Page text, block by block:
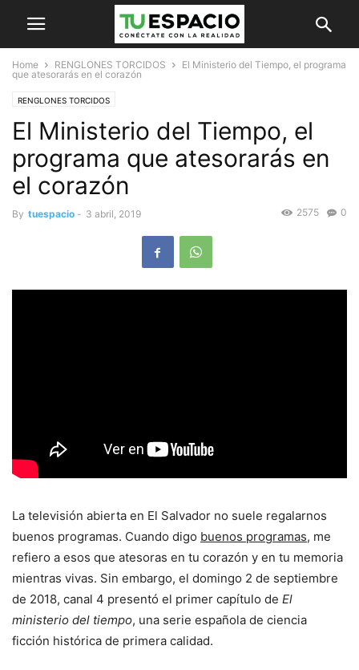
Home RENGLONES TORCIDOS
El Ministerio del Tiempo, el programa
que atesorarás en el corazón
RENGLONES TORCIDOS
El Ministerio del Tiempo, el
programa que atesorarás en
el corazón
By tuespacio - 3 abril, 2019 0
2575
La televisión abierta en El Salvador no suele regalarnos
buenos programas. Cuando digo buenos programas, me
refiero a esos que atesoras en tu corazón y en tu memoria
mientras vivas. Sin embargo, el domingo 2 de septiembre
de 2018, canal 4 presentó el primer capítulo de El
ministerio del tiempo, una serie española de ciencia
ficción histórica de primera calidad.